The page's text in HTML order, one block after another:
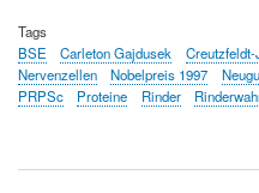
Tags
BSE
Carleton Gajdusek Creutzfeldt-
Nervenzellen
Nobelpreis 1997
PRPSc
Proteine Rinder